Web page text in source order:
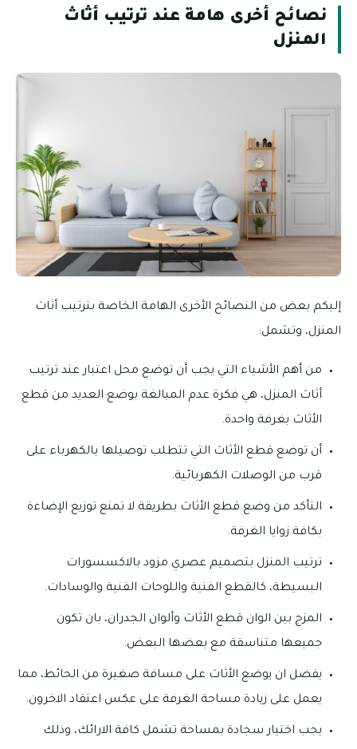
نصائح أخرى هامة عند ترتيب أثاث
المنزل
إليكم بعض من النصائح الأخرى الهامة الخاصة بترتيب أثاث
المنزل، وتشمل:
من أهم الأشياء التي يجب أن توضع محل اعتبار عند ترتيب
أثاث المنزل، هي فكرة عدم المبالغة بوضع العديد من قطع
الأثاث بغرفة واحدة.
أن توضع قطع الأثاث التي تتطلب توصيلها بالكهرباء على
قرب من الوصلات الكهربائية.
التأكد من وضع قطع الأثاث بطريقة لا تمنع توزيع الإضاءة
بكافة زوايا الغرفة.
ترتيب المنزل بتصميم عصري مزود بالاكسسورات
البسيطة، كالقطع الفنية واللوحات الفنية والوسادات.
المزج بين الوان قطع الأثاث وألوان الجدران، بان تكون
جميعها متناسقة مع بعضها البعض.
يفضل ان يوضع الأثاث على مسافة صغيرة من الحائط، مما
يعمل على زيادة مساحة الغرفة على عكس اعتقاد الاخرون.
يجب اختيار سجادة بمساحة تشمل كافة الارائك، وذلك